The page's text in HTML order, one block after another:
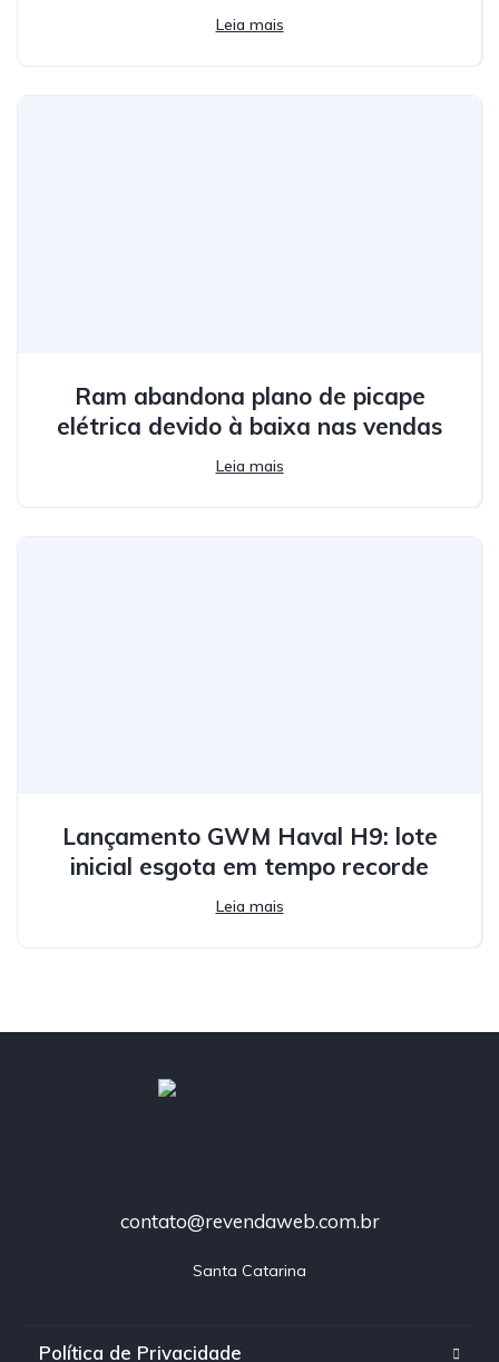
Leia mais
Ram abandona plano de picape
elétrica devido à baixa nas vendas
Leia mais
Lançamento GWM Haval H9: lote
inicial esgota em tempo recorde
Leia mais
contato@revendaweb.com.br
Santa Catarina
Política de Privacidade